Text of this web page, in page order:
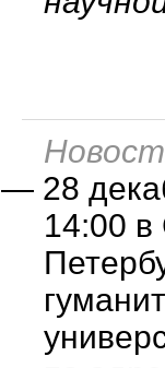
— 28
14:00 в